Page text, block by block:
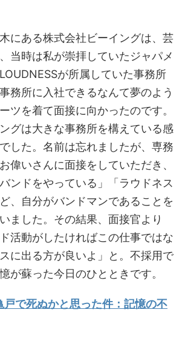
にある株式会社ビーイングは、芸
当時は私が崇拝していたジャパメ
が所属していた事務所
務所に入社できるなんて夢のよう
ツを着て面接に向かったのです。
グは大きな事務所を構えている感
した。名前は忘れましたが、専務
偉いさんに面接をしていただき、
ンドをやっている」「ラウドネス
、自分がバンドマンであることを
ました。その結果、面接官より
活動がしたければこの仕事ではな
に出る方が良いよ」と。不採用で
が蘇った今日のひとときです。
で死ぬかと思った件：記憶の不